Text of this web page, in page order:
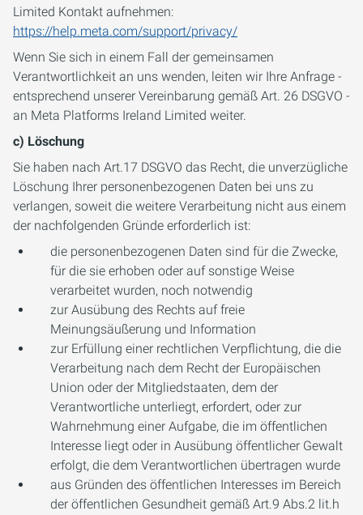
Limited Kontakt aufnehmen:
https://help.meta.com/support/privacy/
Wenn Sie sich in einem Fall der gemeinsamen
Verantwortlichkeit an uns wenden, leiten wir Ihre Anfrage -
entsprechend unserer Vereinbarung gemäß Art. 26 DSGVO -
an Meta Platforms Ireland Limited weiter.
c) Löschung
Sie haben nach Art.17 DSGVO das Recht, die unverzügliche
Löschung Ihrer personenbezogenen Daten bei uns zu
verlangen, soweit die weitere Verarbeitung nicht aus einem
der nachfolgenden Gründe erforderlich ist:
die personenbezogenen Daten sind für die Zwecke,
für die sie erhoben oder auf sonstige Weise
verarbeitet wurden, noch notwendig
zur Ausübung des Rechts auf freie
Meinungsäußerung und Information
zur Erfüllung einer rechtlichen Verpflichtung, die die
Verarbeitung nach dem Recht der Europäischen
Union oder der Mitgliedstaaten, dem der
Verantwortliche unterliegt, erfordert, oder zur
Wahrnehmung einer Aufgabe, die im öffentlichen
Interesse liegt oder in Ausübung öffentlicher Gewalt
erfolgt, die dem Verantwortlichen übertragen wurde
aus Gründen des öffentlichen Interesses im Bereich
der öffentlichen Gesundheit gemäß Art.9 Abs.2 lit.h